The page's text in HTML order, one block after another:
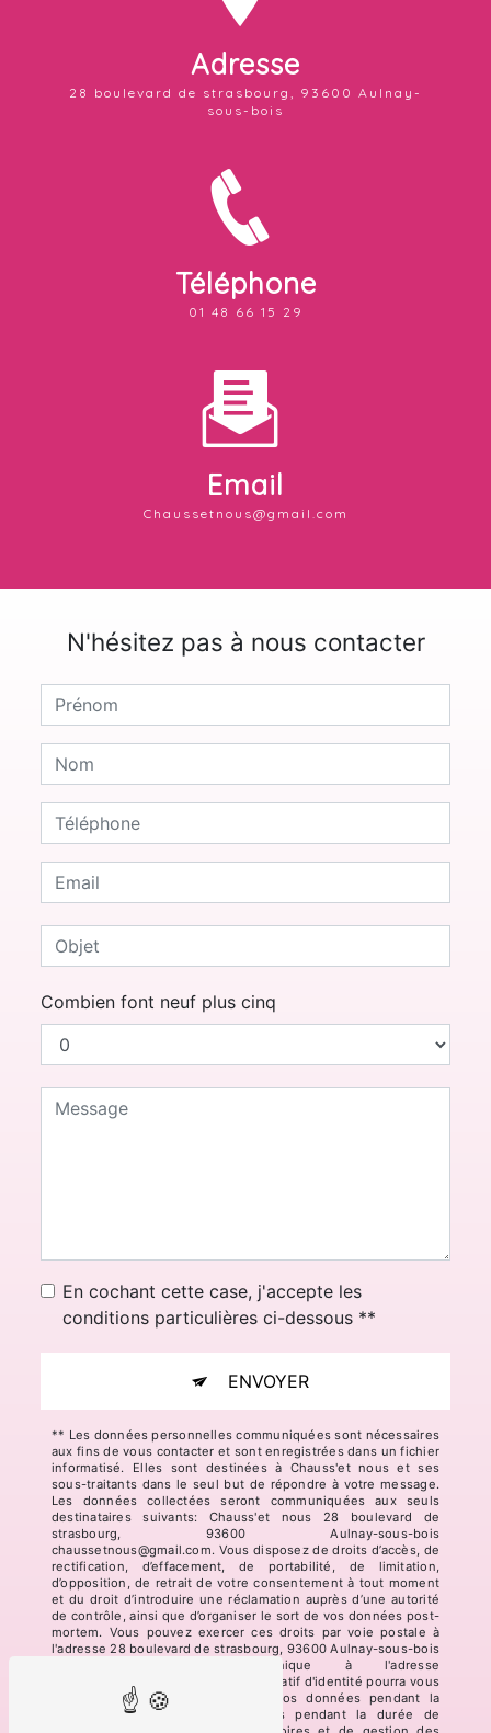
Adresse
28 boulevard de strasbourg, 93600 Aulnay-
sous-bois
Téléphone
01 48 66 15 29
Email
chaussetnous@gmail.com
N'hésitez pas à nous contacter
Combien font neuf plus cinq
En cochant cette case, j'accepte les
conditions particulières ci-dessous **
ENVOYER
** Les données personnelles communiquées sont nécessaires
aux fins de vous contacter et sont enregistrées dans un fichier
informatisé. Elles sont destinées à Chauss'et nous et ses
sous-traitants dans le seul but de répondre à votre message.
Les données collectées seront communiquées aux seuls
destinataires suivants: Chauss'et nous 28 boulevard de
strasbourg, 93600 Aulnay-sous-bois
chaussetnous@gmail.com. Vous disposez de droits d’accès, de
rectification, d’effacement, de portabilité, de limitation,
d’opposition, de retrait de votre consentement à tout moment
et du droit d’introduire une réclamation auprès d’une autorité
de contrôle, ainsi que d’organiser le sort de vos données post-
mortem. Vous pouvez exercer ces droits par voie postale à
l'adresse 28 boulevard de strasbourg, 93600 Aulnay-sous-bois
ou par courrier électronique à l'adresse
chaussetnous@gmail.com. Un justificatif d'identité pourra vous
être demandé. Nous conservons vos données pendant la
période de prise de contact puis pendant la durée de